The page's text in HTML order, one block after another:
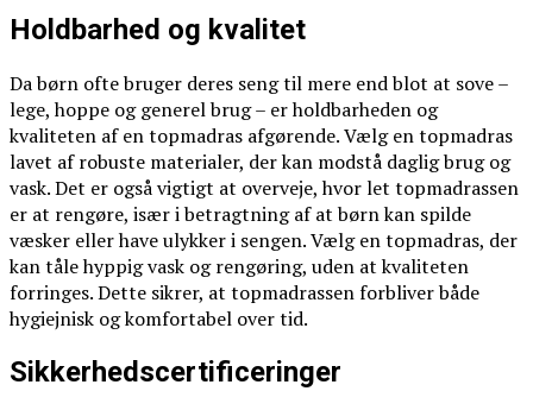
Holdbarhed og kvalitet
Da børn ofte bruger deres seng til mere end blot at sove –
lege, hoppe og generel brug – er holdbarheden og
kvaliteten af en topmadras afgørende. Vælg en topmadras
lavet af robuste materialer, der kan modstå daglig brug og
vask. Det er også vigtigt at overveje, hvor let topmadrassen
er at rengøre, især i betragtning af at børn kan spilde
væsker eller have ulykker i sengen. Vælg en topmadras, der
kan tåle hyppig vask og rengøring, uden at kvaliteten
forringes. Dette sikrer, at topmadrassen forbliver både
hygiejnisk og komfortabel over tid.
Sikkerhedscertificeringer